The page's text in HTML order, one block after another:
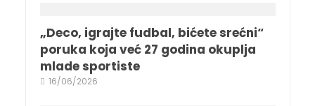
„Deco, igrajte fudbal, bićete srećni“
poruka koja već 27 godina okuplja
mlade sportiste
16/06/2026